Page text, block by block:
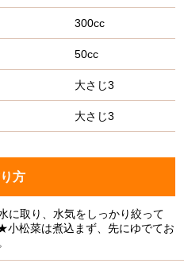
300cc
50cc
大さじ3
大さじ3
方
に取り、水気をしっかり絞って
松菜は煮込まず、先にゆでてお